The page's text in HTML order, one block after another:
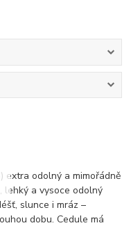
extra odolný a mimořádně
lehký a vysoce odolný
slunce i mráz –
dobu. Cedule má